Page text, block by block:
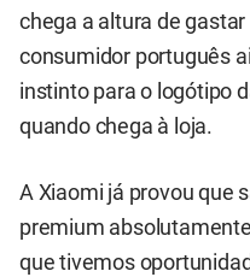
chega a altura de
consumidor português
instinto para o logótipo
quando chega à loja.
A Xiaomi já provou que
premium
que tivemos